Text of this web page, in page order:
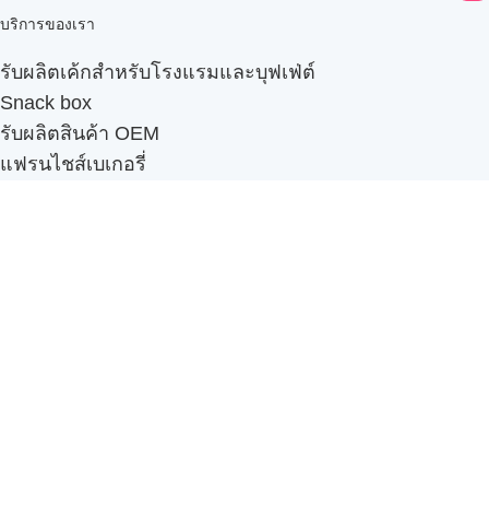
บริการของเรา
รับผลิตเค้กสำหรับโรงแรมและบุฟเฟ่ต์
Snack box
รับผลิตสินค้า OEM
แฟรนไชส์เบเกอรี่